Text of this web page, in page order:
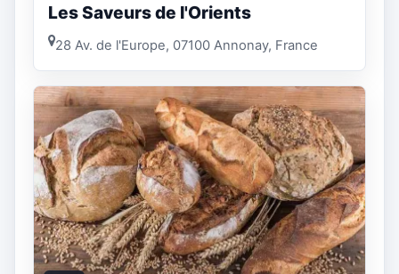
Les Saveurs de l'Orients
28 Av. de l'Europe, 07100 Annonay, France